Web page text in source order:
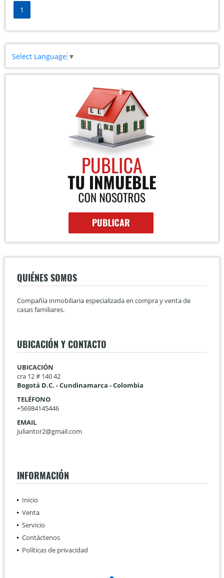
1
Select Language ▼
QUIÉNES SOMOS
Compañía inmobiliaria especializada en compra y venta de
casas familiares.
UBICACIÓN Y CONTACTO
UBICACIÓN
cra 12 # 140 42
Bogotá D.C. - Cundinamarca - Colombia
TELÉFONO
+56984145446
EMAIL
juliantor2@gmail.com
INFORMACIÓN
Inicio
Venta
Servicio
Contáctenos
Políticas de privacidad